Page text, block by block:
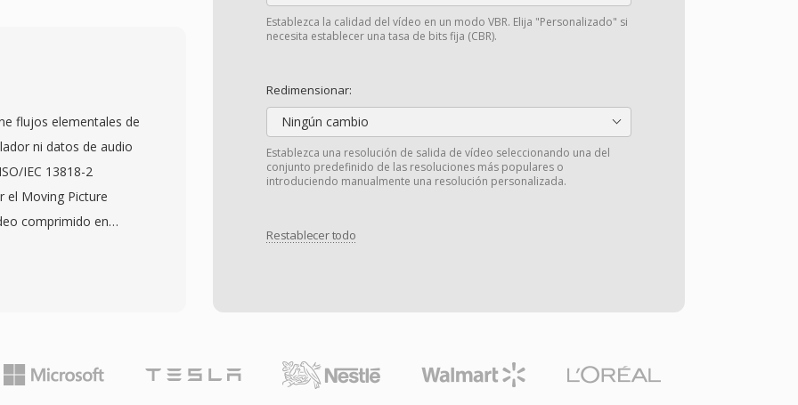
Establezca la calidad del vídeo en un modo VBR. Elija "Personalizado" si
necesita establecer una tasa de bits fija (CBR).
Redimensionar:
Ningún cambio
Establezca una resolución de salida de vídeo seleccionando una del
conjunto predefinido de las resoluciones más populares o
introduciendo manualmente una resolución personalizada.
Restablecer todo
espectador. El
para procesamiento
contenido y un rico
El soporte de
rápidamente en
abordando
computacional
importante para
flujos elementales de
ni datos de audio
IEC 13818-2
el Moving Picture
comprimido en
de un flujo de
antes de ser
final. Los flujos